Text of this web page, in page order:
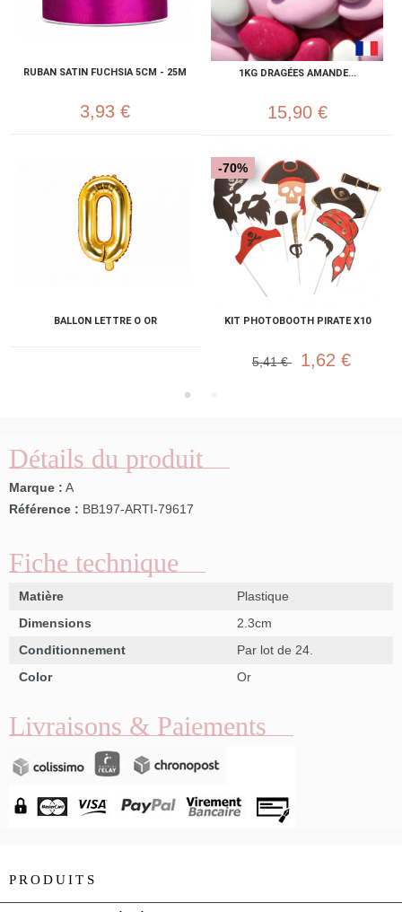
RUBAN SATIN FUCHSIA 5CM - 25M
3,93 €
1KG DRAGÉES AMANDE...
15,90 €
BALLON LETTRE O OR KIT PHOTOBOOTH PIRATE X10
-70%
5,41 € 1,62 €
Détails du produit
Marque : A
Référence : BB197-ARTI-79617
Fiche technique
Matière
Plastique
Dimensions
2.3cm
Conditionnement
Par lot de 24.
Color
Or
Livraisons & Paiements
PRODUITS